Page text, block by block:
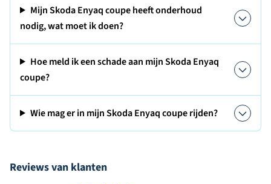
Mijn Skoda Enyaq coupe heeft onderhoud
nodig, wat moet ik doen?
Hoe meld ik een schade aan mijn Skoda Enyaq
coupe?
Wie mag er in mijn Skoda Enyaq coupe rijden?
Reviews van klanten